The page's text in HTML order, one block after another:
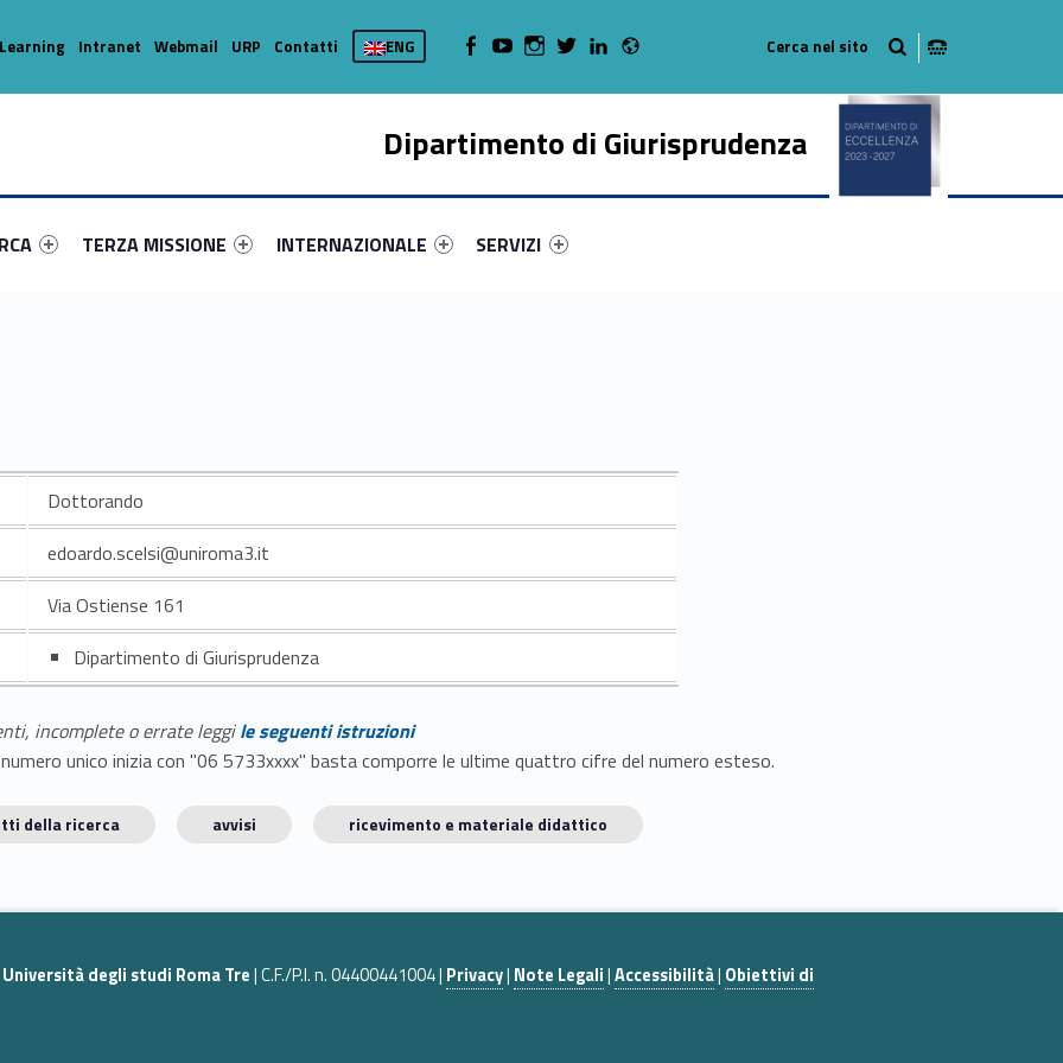
Dipartimento di Giurisprudenza
primary-40642-16
#link-menu-primary-57260-37
Link identifier #link-menu-primary-61707-45
TERZA MISSIONE
Link identifier #link-menu-primary-1133-50
INTERNAZIONALE
Link identifier #link-menu-primary-46918-62
SERVIZI
Intranet Webmail URP Contatti ENG WebMan on Facebook
WebMan on YoutubeWebMan on Instagram
WebMan on TwitterWebMan on LinkedIn
Dottorando
edoardo.scelsi@uniroma3.it
Via Ostiense 161
Dipartimento di Giurisprudenza
incomplete o errate leggile seguenti istruzioni
unico inizia con "06 5733xxxx" basta comporre le ultime quattro cifre del numero esteso.
della ricerca avvisi ricevimento e materiale didattico
Università degli studi Roma Tre| C.F./P.I. n. 04400441004 | Privacy| Note Legali|Accessibilità| Obiettivi di